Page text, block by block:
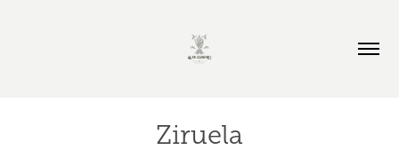
Ziruela